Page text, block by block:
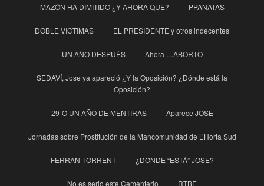
MAZÓN HA DIMITIDO ¿Y AHORA QUÉ? PPANATAS
DOBLE VICTIMAS EL PRESIDENTE y otros indecentes
UN AÑO DESPUÉS Ahora …ABORTO
SEDAVÍ, Jose ya apareció ¿Y la Oposición? ¿Dónde está la
Oposición?
29-O UN AÑO DE MENTIRAS Aparece JOSE
Jornadas sobre Prostitución de la Mancomunidad de L’Horta Sud
FERRAN TORRENT ¿DONDE “ESTÁ” JOSE?
No es serio este Cementerio RTBE